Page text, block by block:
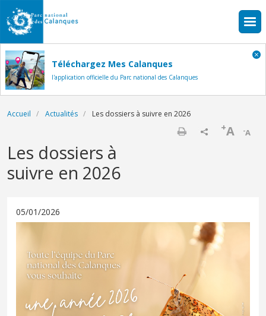
Aller au contenu principal
Téléchargez Mes Calanques
l'application officielle du Parc national des Calanques
Fil d'Ariane
Accueil Actualités Les dossiers à suivre en 2026
-A
+A
Les dossiers à
suivre en 2026
05/01/2026